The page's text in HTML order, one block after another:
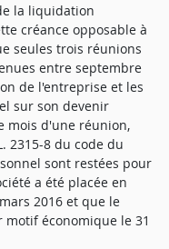
la liquidation
créance opposable à
seules trois réunions
entre septembre
de l'entreprise et les
sur son devenir
mois d'une réunion,
2315-8 du code du
sont restées pour
a été placée en
2016 et que le
économique le 31